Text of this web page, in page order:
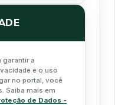
garantir a
e o uso
no portal, você
Saiba mais em
de Dados -